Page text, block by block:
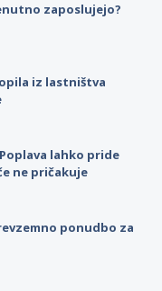
zaposlujejo?
iz lastništva
lahko pride
ne pričakuje
ponudbo za